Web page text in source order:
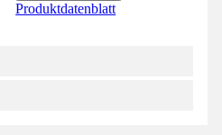
Produktdatenblatt